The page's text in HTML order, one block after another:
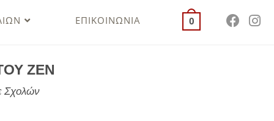
ΕΠΙΚΟΙΝΩΝΙΑ 0
ΖΕΝ
Σχολών